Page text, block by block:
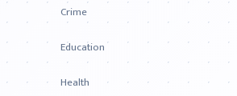
Crime
Education
Health